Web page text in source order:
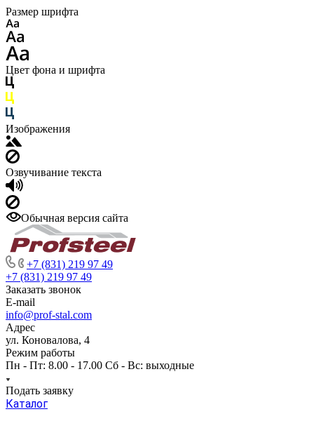
Размер шрифта
Цвет фона и шрифта
Изображения
Озвучивание текста
Обычная версия сайта
+7 (831) 219 97 49
+7 (831) 219 97 49
Заказать звонок
E-mail
info@prof-stal.com
Адрес
ул. Коновалова, 4
Режим работы
Пн - Пт: 8.00 - 17.00 Сб - Вс: выходные
Подать заявку
Каталог